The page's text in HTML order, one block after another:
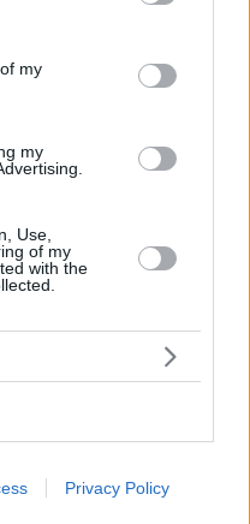
its third-party tags to
in below Google
my
my
Use,
of my
with the
Privacy Policy
με σφοδρές
που η
άποψη.
από την Ελλάδα
στο
Σχολιασμένα